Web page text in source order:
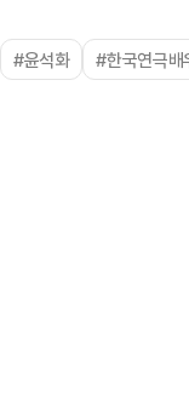
#윤석화 #한국연극배